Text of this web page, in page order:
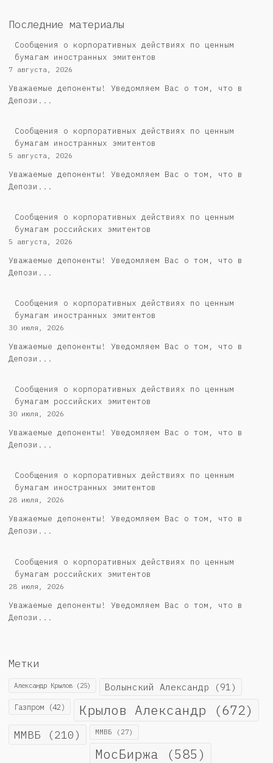
Последние материалы
Сообщения о корпоративных действиях по ценным
бумагам иностранных эмитентов
7 августа, 2026
Уважаемые депоненты! Уведомляем Вас о том, что в
Депози...
Сообщения о корпоративных действиях по ценным
бумагам иностранных эмитентов
5 августа, 2026
Уважаемые депоненты! Уведомляем Вас о том, что в
Депози...
Cообщения о корпоративных действиях по ценным
бумагам российских эмитентов
5 августа, 2026
Уважаемые депоненты! Уведомляем Вас о том, что в
Депози...
Сообщения о корпоративных действиях по ценным
бумагам иностранных эмитентов
30 июля, 2026
Уважаемые депоненты! Уведомляем Вас о том, что в
Депози...
Cообщения о корпоративных действиях по ценным
бумагам российских эмитентов
30 июля, 2026
Уважаемые депоненты! Уведомляем Вас о том, что в
Депози...
Сообщения о корпоративных действиях по ценным
бумагам иностранных эмитентов
28 июля, 2026
Уважаемые депоненты! Уведомляем Вас о том, что в
Депози...
Cообщения о корпоративных действиях по ценным
бумагам российских эмитентов
28 июля, 2026
Уважаемые депоненты! Уведомляем Вас о том, что в
Депози...
Метки
Александр Крылов (25) Волынский Александр (91)
Газпром (42) Крылов Александр (672)
ММВБ (210) ММВБ (27)
МосБиржа (585)